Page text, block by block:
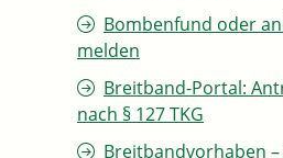
Bombenfund oder
melden
Breitband-Portal:
nach § 127 TKG
Breitbandvorhaben